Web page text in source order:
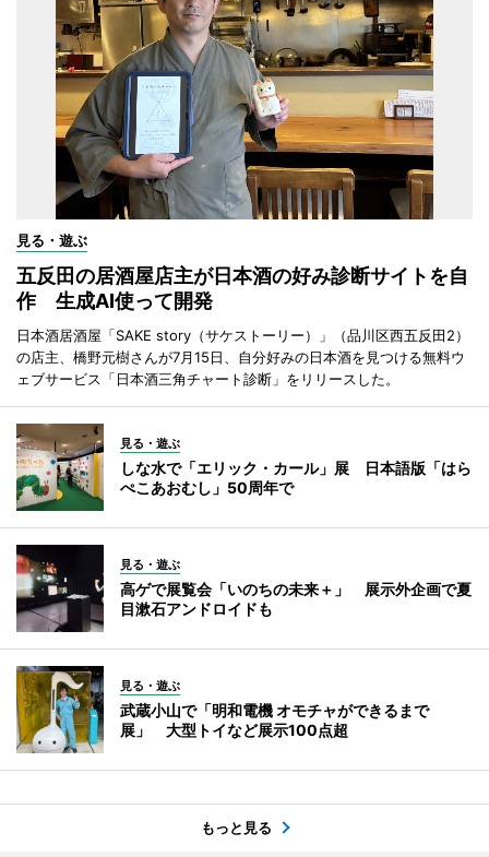
見る・遊ぶ
五反田の居酒屋店主が日本酒の好み診断サイトを自
作 生成AI使って開発
日本酒居酒屋「SAKE story（サケストーリー）」（品川区西五反田2）
の店主、橋野元樹さんが7月15日、自分好みの日本酒を見つける無料ウ
ェブサービス「日本酒三角チャート診断」をリリースした。
見る・遊ぶ
しな水で「エリック・カール」展 日本語版「はら
ぺこあおむし」50周年で
見る・遊ぶ
高ゲで展覧会「いのちの未来＋」 展示外企画で夏
目漱石アンドロイドも
見る・遊ぶ
武蔵小山で「明和電機 オモチャができるまで
展」 大型トイなど展示100点超
もっと見る